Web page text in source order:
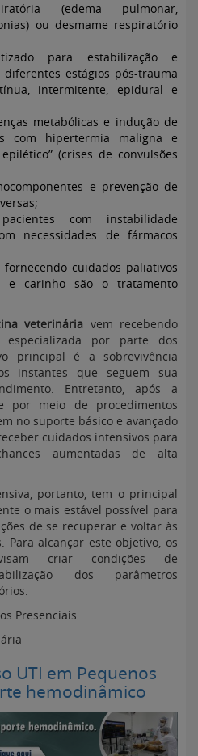
(edema pulmonar,
ou desmame respiratório
para estabilização e
estágios pós-trauma
intermitente, epidural e
metabólicas e indução de
com hipertermia maligna e
(crises de convulsões
e prevenção de
com instabilidade
necessidades de fármacos
fornecendo cuidados paliativos
e carinho são o tratamento
veterinária vem recebendo
por parte dos
principal é a sobrevivência
instantes que seguem sua
Entretanto, após a
por meio de procedimentos
no suporte básico e avançado
cuidados intensivos para
aumentadas de alta
portanto, tem o principal
o mais estável possível para
de se recuperar e voltar às
Para alcançar este objetivo, os
criar condições de
dos parâmetros
Presenciais
UTI em Pequenos
hemodinâmico